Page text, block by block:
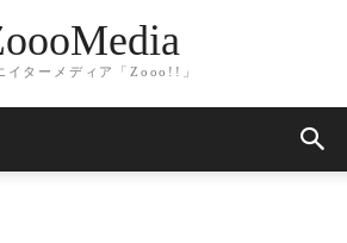
イターメディア「Zooo!!」